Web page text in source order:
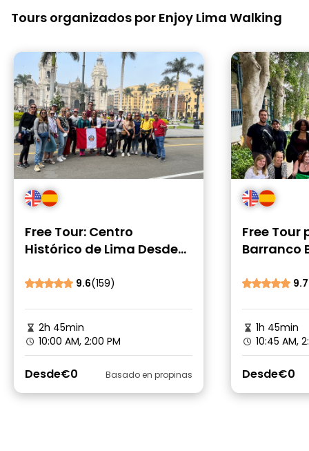
Tours organizados por Enjoy Lima Walking
Free Tour: Centro
Histórico de Lima Desde
9.6(159)
2h 45min
10:00 AM, 2:00 PM
Desde€0 Basado en propinas
Free Tour
Barranco
9.7
1h 45min
10:45 AM,
Desde€0